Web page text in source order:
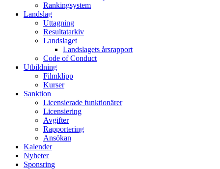
Rankingsystem
Landslag
Uttagning
Resultatarkiv
Landslaget
Landslagets årsrapport
Code of Conduct
Utbildning
Filmklipp
Kurser
Sanktion
Licensierade funktionärer
Licensiering
Avgifter
Rapportering
Ansökan
Kalender
Nyheter
Sponsring